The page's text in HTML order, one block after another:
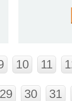
10 11
29 30
31